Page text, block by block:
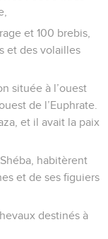
et 100 brebis,
et des volailles
située à l’ouest
de l’Euphrate.
et il avait la paix
habitèrent
et de ses figuiers
destinés à